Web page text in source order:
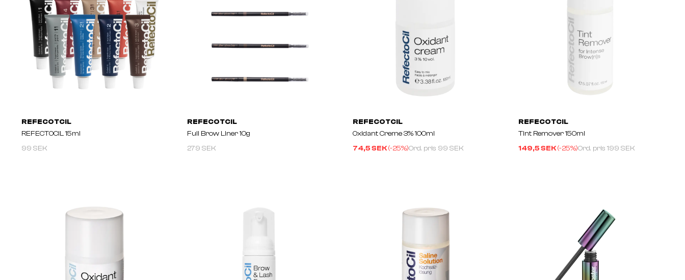
REFECOTCIL
REFECTOCIL 15ml
99 SEK
REFECOTCIL
Full Brow Liner 10g
279 SEK
REFECOTCIL
Oxidant Creme 3% 100ml
74,5 SEK(-25%)Ord. pris 99 SEK
REFECOTCIL
Tint Remover 150ml
149,5 SEK(-25%)Ord. pris 199 SEK